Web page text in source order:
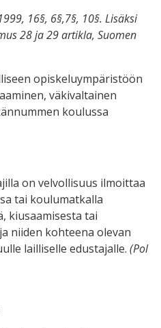
16§, 6§,7§, 10§. Lisäksi
28 ja 29 artikla, Suomen
opiskeluympäristöön
väkivaltainen
koulussa
on velvollisuus ilmoittaa
tai koulumatkalla
kiusaamisesta tai
ja niiden kohteena olevan
lailliselle edustajalle. (Pol